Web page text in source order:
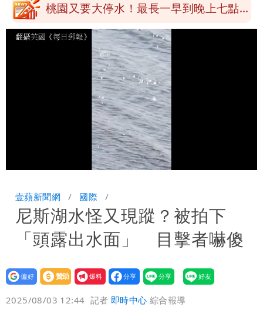
回1句笑翻10萬人
桃園又要大停水！最長一早到晚上七點都
沒水用
民間採購BNT源頭 鄭運鵬：有群人故意
「洗腦台灣人兩觀念」
女生一對A錯了嗎？環法女子自由車賽
男裁判勒令女選手「解衣」檢查
揮別9年演藝圈 女演員當「全職運將」
公布收入比拍戲賺更多
Loaded:
100.00%
壹蘋新聞網 國際
尼斯湖水怪又現蹤？被拍下
「頭露出水面」 目擊者嚇傻
設為
贊助
我要
爆料
2025/08/03 12:44 記者 即時中心 綜合報導